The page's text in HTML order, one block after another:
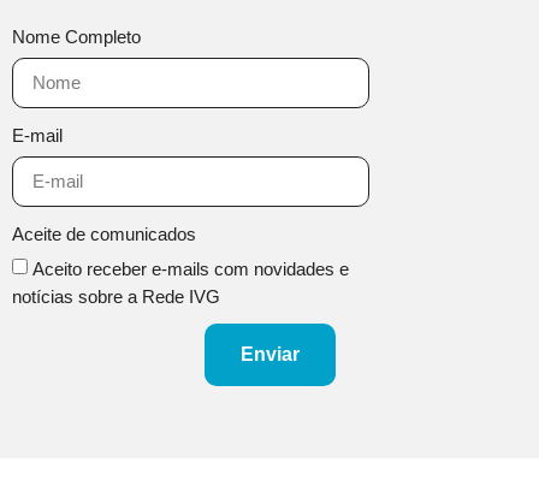
Nome Completo
E-mail
Aceite de comunicados
Aceito receber e-mails com novidades e
notícias sobre a Rede IVG
Enviar